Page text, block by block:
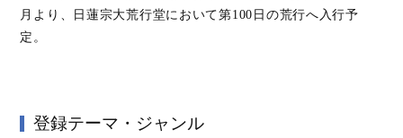
月より、日蓮宗大荒行堂において第100日の荒行へ入行予
定。
登録テーマ・ジャンル